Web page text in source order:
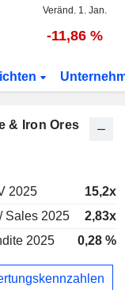
Veränd. 1. Jan.
-11,86 %
& Iron Ores
2025
15,2x
Sales 2025
2,83x
2025 0,28 %